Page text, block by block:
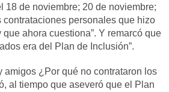
18 de noviembre; 20 de noviembre;
personales que hizo
ahora cuestiona”. Y remarcó que
era del Plan de Inclusión”.
amigos ¿Por qué no contrataron los
al tiempo que aseveró que el Plan